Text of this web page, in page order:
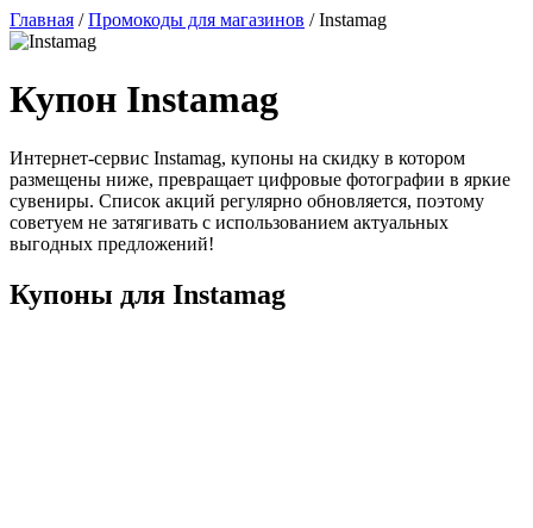
Главная /Промокоды для магазинов /Instamag
Купон Instamag
Интернет-сервис Instamag, купоны на скидку в котором
размещены ниже, превращает цифровые фотографии в яркие
сувениры. Список акций регулярно обновляется, поэтому
советуем не затягивать с использованием актуальных
выгодных предложений!
Купоны для Instamag